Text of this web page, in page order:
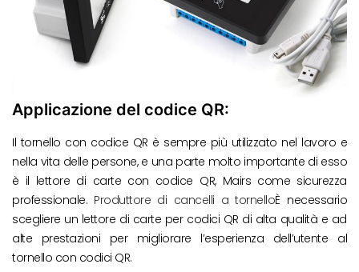
Applicazione del codice QR:
Il tornello con codice QR è sempre più utilizzato nel lavoro e
nella vita delle persone, e una parte molto importante di esso
è il lettore di carte con codice QR, Mairs come sicurezza
professionale. Produttore di cancelli a tornelloÈ necessario
scegliere un lettore di carte per codici QR di alta qualità e ad
alte prestazioni per migliorare l’esperienza dell’utente al
tornello con codici QR.